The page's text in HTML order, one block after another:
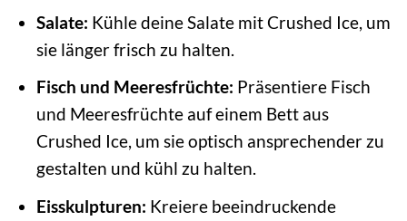
Salate: Kühle deine Salate mit Crushed Ice, um
sie länger frisch zu halten.
Fisch und Meeresfrüchte: Präsentiere Fisch
und Meeresfrüchte auf einem Bett aus
Crushed Ice, um sie optisch ansprechender zu
gestalten und kühl zu halten.
Eisskulpturen: Kreiere beeindruckende